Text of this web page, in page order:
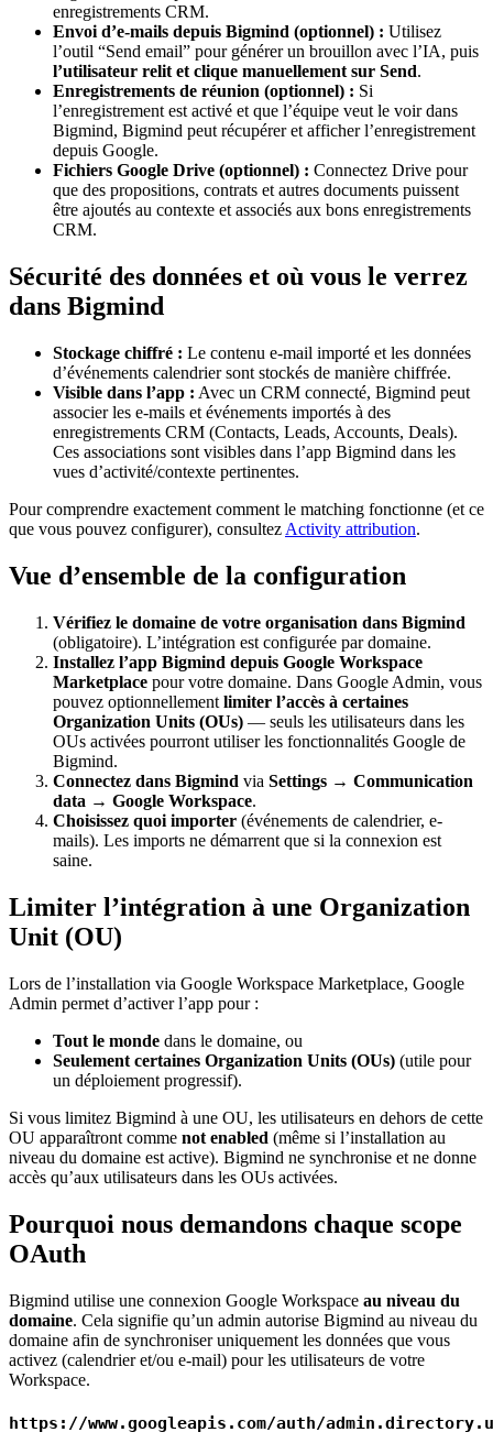
enregistrements CRM.
Envoi d’e-mails depuis Bigmind (optionnel) : Utilisez
l’outil “Send email” pour générer un brouillon avec l’IA, puis
l’utilisateur relit et clique manuellement sur Send.
Enregistrements de réunion (optionnel) : Si
l’enregistrement est activé et que l’équipe veut le voir dans
Bigmind, Bigmind peut récupérer et afficher l’enregistrement
depuis Google.
Fichiers Google Drive (optionnel) : Connectez Drive pour
que des propositions, contrats et autres documents puissent
être ajoutés au contexte et associés aux bons enregistrements
CRM.
Sécurité des données et où vous le verrez
dans Bigmind
Stockage chiffré : Le contenu e-mail importé et les données
d’événements calendrier sont stockés de manière chiffrée.
Visible dans l’app : Avec un CRM connecté, Bigmind peut
associer les e-mails et événements importés à des
enregistrements CRM (Contacts, Leads, Accounts, Deals).
Ces associations sont visibles dans l’app Bigmind dans les
vues d’activité/contexte pertinentes.
Pour comprendre exactement comment le matching fonctionne (et ce
que vous pouvez configurer), consultez Activity attribution.
Vue d’ensemble de la configuration
Vérifiez le domaine de votre organisation dans Bigmind
(obligatoire). L’intégration est configurée par domaine.
Installez l’app Bigmind depuis Google Workspace
Marketplace pour votre domaine. Dans Google Admin, vous
pouvez optionnellement limiter l’accès à certaines
Organization Units (OUs) — seuls les utilisateurs dans les
OUs activées pourront utiliser les fonctionnalités Google de
Bigmind.
Connectez dans Bigmind via Settings → Communication
data → Google Workspace.
Choisissez quoi importer (événements de calendrier, e-
mails). Les imports ne démarrent que si la connexion est
saine.
Limiter l’intégration à une Organization
Unit (OU)
Lors de l’installation via Google Workspace Marketplace, Google
Admin permet d’activer l’app pour :
Tout le monde dans le domaine, ou
Seulement certaines Organization Units (OUs) (utile pour
un déploiement progressif).
Si vous limitez Bigmind à une OU, les utilisateurs en dehors de cette
OU apparaîtront comme not enabled (même si l’installation au
niveau du domaine est active). Bigmind ne synchronise et ne donne
accès qu’aux utilisateurs dans les OUs activées.
Pourquoi nous demandons chaque scope
OAuth
Bigmind utilise une connexion Google Workspace au niveau du
domaine. Cela signifie qu’un admin autorise Bigmind au niveau du
domaine afin de synchroniser uniquement les données que vous
activez (calendrier et/ou e-mail) pour les utilisateurs de votre
Workspace.
https://www.googleapis.com/auth/